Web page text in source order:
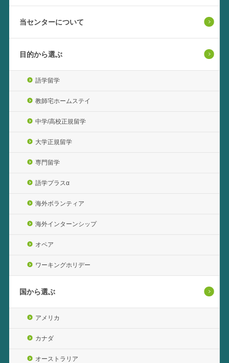
当センターについて
目的から選ぶ
語学留学
教師宅ホームステイ
中学/高校正規留学
大学正規留学
専門留学
語学プラスα
海外ボランティア
海外インターンシップ
オペア
ワーキングホリデー
国から選ぶ
アメリカ
カナダ
オーストラリア